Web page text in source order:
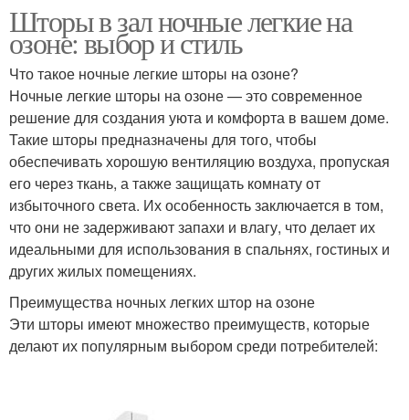
Шторы в зал ночные легкие на
озоне: выбор и стиль
Что такое ночные легкие шторы на озоне?
Ночные легкие шторы на озоне — это современное
решение для создания уюта и комфорта в вашем доме.
Такие шторы предназначены для того, чтобы
обеспечивать хорошую вентиляцию воздуха, пропуская
его через ткань, а также защищать комнату от
избыточного света. Их особенность заключается в том,
что они не задерживают запахи и влагу, что делает их
идеальными для использования в спальнях, гостиных и
других жилых помещениях.
Преимущества ночных легких штор на озоне
Эти шторы имеют множество преимуществ, которые
делают их популярным выбором среди потребителей: